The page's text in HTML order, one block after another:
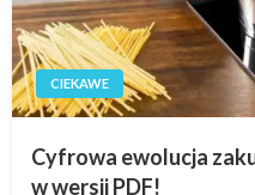
CIEKAWE
Cyfrowa ewolucja
w wersji PDF!